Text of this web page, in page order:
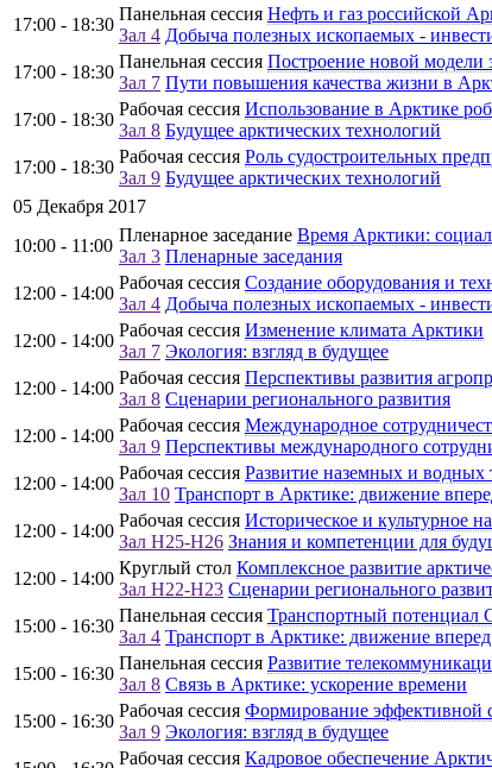
17:00 - 18:30
Панельная сессия Нефть и газ российской
Зал 4 Добыча полезных ископаемых -
17:00 - 18:30
Панельная сессия Построение новой модели
Зал 7 Пути повышения качества жизни в
17:00 - 18:30
Рабочая сессия Использование в Арктике
Зал 8 Будущее арктических технологий
17:00 - 18:30
Рабочая сессия Роль судостроительных
Зал 9 Будущее арктических технологий
05 Декабря 2017
10:00 - 11:00
Пленарное заседание Время Арктики:
Зал 3 Пленарные заседания
12:00 - 14:00
Рабочая сессия Создание оборудования и
Зал 4 Добыча полезных ископаемых -
12:00 - 14:00
Рабочая сессия Изменение климата Арктики
Зал 7 Экология: взгляд в будущее
12:00 - 14:00
Рабочая сессия Перспективы развития
Зал 8 Сценарии регионального развития
12:00 - 14:00
Рабочая сессия Международное
Зал 9 Перспективы международного
12:00 - 14:00
Рабочая сессия Развитие наземных и
Зал 10 Транспорт в Арктике: движение
12:00 - 14:00
Рабочая сессия Историческое и культурное
Зал H25-H26 Знания и компетенции для
12:00 - 14:00
Круглый стол Комплексное развитие
Зал H22-H23 Сценарии регионального
15:00 - 16:30
Панельная сессия Транспортный потенциал
Зал 4 Транспорт в Арктике: движение вперед
15:00 - 16:30
Панельная сессия Развитие
Зал 8 Связь в Арктике: ускорение времени
15:00 - 16:30
Рабочая сессия Формирование эффективной
Зал 9 Экология: взгляд в будущее
Рабочая сессия Кадровое обеспечение